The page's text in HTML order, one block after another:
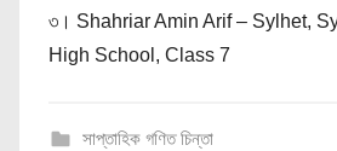
৩। Shahriar Amin Arif – Sylhet,
High School, Class 7
সাপ্তাহিক গণিত চিন্তা